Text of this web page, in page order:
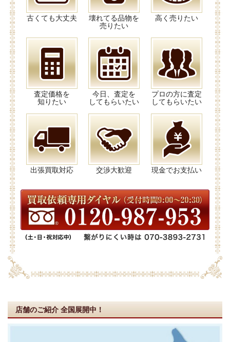
古くても大丈夫
壊れてる品物を
売りたい
高く売りたい
査定価格を
知りたい
今日、査定を
してもらいたい
プロの方に査定
してもらいたい
出張買取対応 交渉大歓迎 現金でお支払い
店舗のご紹介 全国展開中！